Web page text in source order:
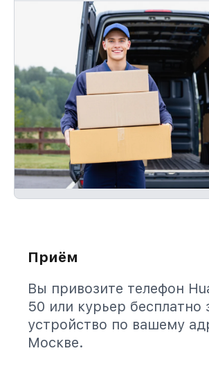
Приём
Вы привозите телефон
50 или курьер бесплатно
устройство по вашему
Москве.